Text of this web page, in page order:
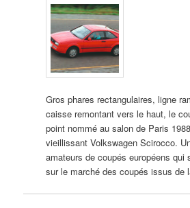
Gros phares rectangulaires, ligne
caisse remontant vers le haut, le
point nommé au salon de Paris
vieillissant Volkswagen Scirocco.
amateurs de coupés européens qui
sur le marché des coupés issus de